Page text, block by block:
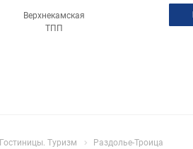
Верхнекамская
ТПП
Гостиницы. Туризм Раздолье-Троица